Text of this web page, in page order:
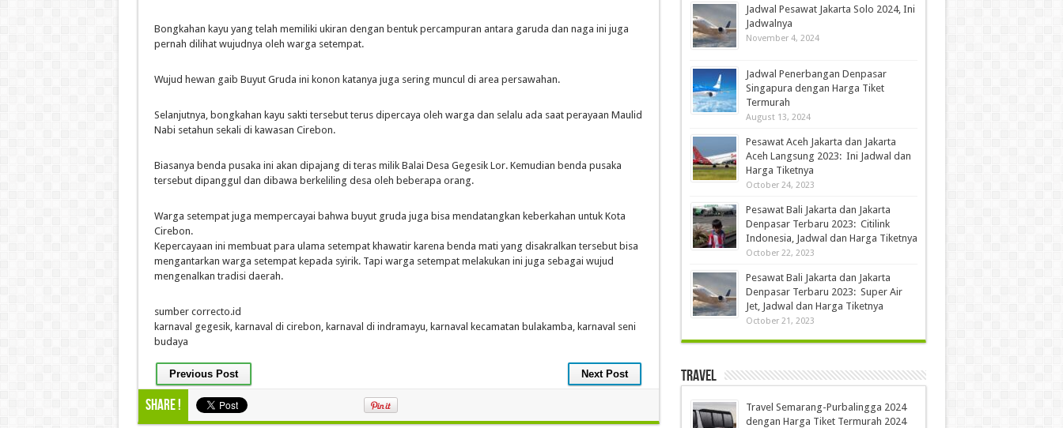
Bongkahan kayu yang telah memiliki ukiran dengan bentuk percampuran antara garuda dan naga ini juga
pernah dilihat wujudnya oleh warga setempat.
Wujud hewan gaib Buyut Gruda ini konon katanya juga sering muncul di area persawahan.
Selanjutnya, bongkahan kayu sakti tersebut terus dipercaya oleh warga dan selalu ada saat perayaan Maulid
Nabi setahun sekali di kawasan Cirebon.
Biasanya benda pusaka ini akan dipajang di teras milik Balai Desa Gegesik Lor. Kemudian benda pusaka
tersebut dipanggul dan dibawa berkeliling desa oleh beberapa orang.
Warga setempat juga mempercayai bahwa buyut gruda juga bisa mendatangkan keberkahan untuk Kota
Cirebon.
Kepercayaan ini membuat para ulama setempat khawatir karena benda mati yang disakralkan tersebut bisa
mengantarkan warga setempat kepada syirik. Tapi warga setempat melakukan ini juga sebagai wujud
mengenalkan tradisi daerah.
sumber correcto.id
karnaval gegesik, karnaval di cirebon, karnaval di indramayu, karnaval kecamatan bulakamba, karnaval seni
budaya
Previous Post Next Post
Share !
Jadwal Pesawat Jakarta Solo 2024, Ini
Jadwalnya
November 4, 2024
Jadwal Penerbangan Denpasar
Singapura dengan Harga Tiket
Termurah
August 13, 2024
Pesawat Aceh Jakarta dan Jakarta
Aceh Langsung 2023: Ini Jadwal dan
Harga Tiketnya
October 24, 2023
Pesawat Bali Jakarta dan Jakarta
Denpasar Terbaru 2023: Citilink
Indonesia, Jadwal dan Harga Tiketnya
October 22, 2023
Pesawat Bali Jakarta dan Jakarta
Denpasar Terbaru 2023: Super Air
Jet, Jadwal dan Harga Tiketnya
October 21, 2023
Travel
Travel Semarang-Purbalingga 2024
dengan Harga Tiket Termurah 2024